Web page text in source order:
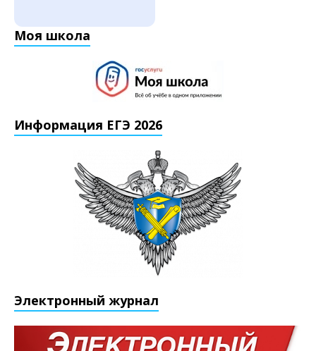
Моя школа
Информация ЕГЭ 2026
Электронный журнал